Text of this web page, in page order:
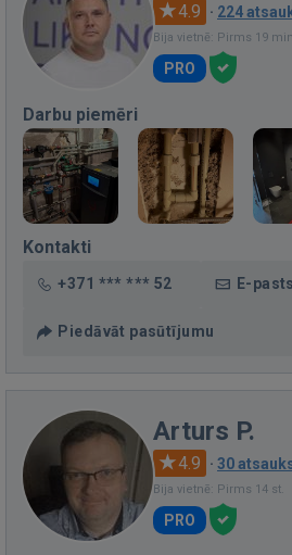
4.9 · 224
Bija vietnē: Pirms 19
PRO
Darbu piemēri
Kontakti
+371 *** *** 52 E-pasts
Piedāvāt pasūtījumu
Arturs P.
4.9 · 30
Bija vietnē: Pirms 14 st.
PRO